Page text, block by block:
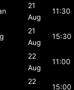
21
Aug
11:30
21
Aug
15:30
22
Aug
11:00
22
15:00